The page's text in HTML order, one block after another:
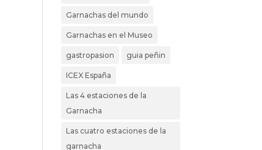
Garnachas del mundo
Garnachas en el Museo
gastropasion guia peñin
ICEX España
Las 4 estaciones de la
Garnacha
Las cuatro estaciones de la
garnacha